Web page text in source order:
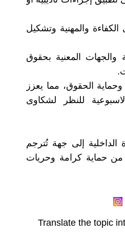
والمهنية وتشكيل
والجهات المعنية بحقوق
الحقوق، مما يعزز
للنظر لشكاوى
الداخلية إلى جهة تُترجم
من حماية كرامة وحريات
Translate the topic